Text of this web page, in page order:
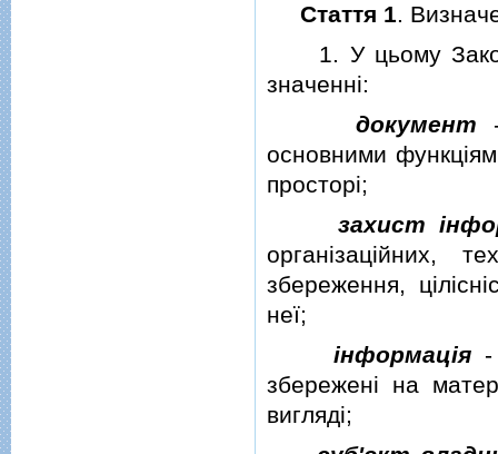
Стаття 1.
1. У цьому
значеннi:
документ
основними
просторi;
захист
органiзацiйних,
збереження,
неї;
iнформацiя -
збереженi на
виглядi;